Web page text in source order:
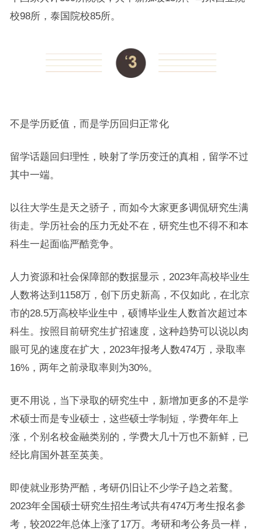
校98所，泰国院校85所。
不是学历贬值，而是学历回归正常化
留学话题回归理性，映射了学历变迁的真相，留学不过
其中一端。
以往大学生是天之骄子，而如今大家更多调侃研究生满
街走。学历社会的压力无处不在，研究生也不得不和本
科生一起面临严酷竞争。
人力资源和社会保障部的数据显示，2023年高校毕业生
人数将达到1158万，创下历史新高，不仅如此，在北京
市的28.5万高校毕业生中，硕博毕业生人数首次超过本
科生。按照目前研究生扩招速度，这种趋势可以说以肉
眼可见的速度在扩大，2023年报考人数474万，录取率
16%，两年之前录取率则为30%。
更不用说，当下录取的研究生中，新增加更多的不是学
术硕士而是专业硕士，这些硕士学制短，学费年年上
涨，个别名校金融类别的，学费大几十万也不新鲜，已
经比肩国外甚至英美。
即使就业形势严酷，考研仍旧让不少学子趋之若鹜。
2023年全国硕士研究生招生考试共有474万考生报名参
考，较2022年总体上涨了17万。考研和考公务员一样，